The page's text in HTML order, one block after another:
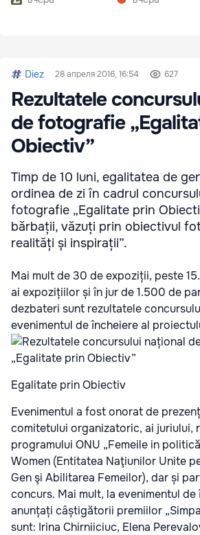
Diez 28 апреля 2016, 16:54 627
Rezultatele
de fotografie
Obiectiv”
Timp de 10 luni, egalitatea de
ordinea de zi în cadrul
fotografie „Egalitate prin
bărbații, văzuți prin obiectivul
realități și inspirații”.
Mai mult de 30 de expoziții, peste
ai expozițiilor și în jur de 1.500 de
dezbateri sunt rezultatele
evenimentul de încheiere al
Egalitate prin Obiectiv
Evenimentul a fost onorat de
comitetului organizatoric, ai juriului,
programului ONU „Femeile in
Women (Entitatea Naţiunilor Unite
Gen şi Abilitarea Femeilor), dar și
concurs. Mai mult, la evenimentul
anunțați câștigătorii premiilor
sunt: Irina Chirniiciuc, Elena